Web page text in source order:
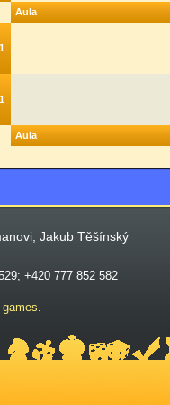
Aula
Aula
Jakub Těšínský
+420 777 852 582
.